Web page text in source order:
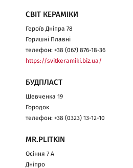
СВІТ КЕРАМІКИ
Героїв Дніпра 78
Горишні Плавні
телефон: +38 (067) 876-18-36
https://svitkeramiki.biz.ua/
БУДПЛАСТ
Шевченка 19
Городок
телефон: +38 (0323) 13-12-10
MR.PLITKIN
Осіння 7 А
Дніпро